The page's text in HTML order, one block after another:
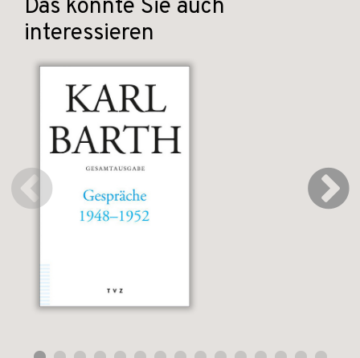
Das könnte Sie auch
interessieren